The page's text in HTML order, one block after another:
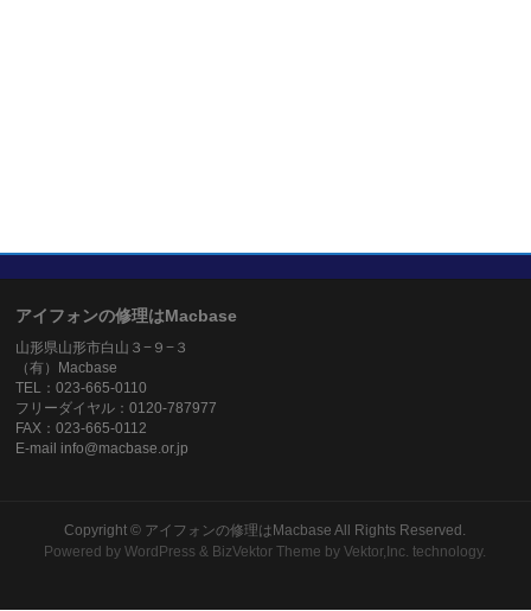
アイフォンの修理はMacbase
山形県山形市白山３−９−３
（有）Macbase
TEL：023-665-0110
フリーダイヤル：0120-787977
FAX：023-665-0112
E-mail info@macbase.or.jp
Copyright © アイフォンの修理はMacbase All Rights Reserved.
Powered byWordPress & BizVektor Theme byVektor,Inc. technology.